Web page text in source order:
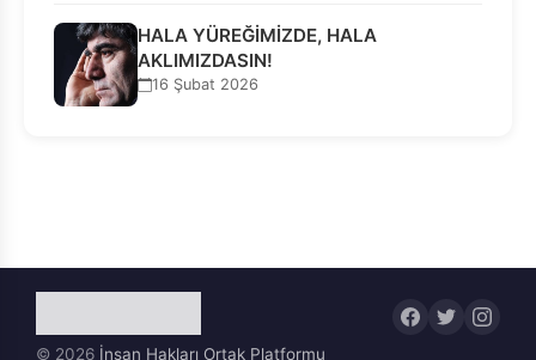
HALA YÜREĞİMİZDE, HALA
AKLIMIZDASIN!
16 Şubat 2026
© 2026 İnsan Hakları Ortak Platformu